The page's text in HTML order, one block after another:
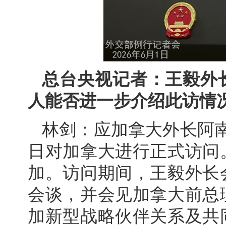
总台央视记者：王毅外
人能否进一步介绍此访情
林剑：应加拿大外长阿
日对加拿大进行正式访
加。访问期间，王毅外
会谈，并会见加拿大前
加新型战略伙伴关系及